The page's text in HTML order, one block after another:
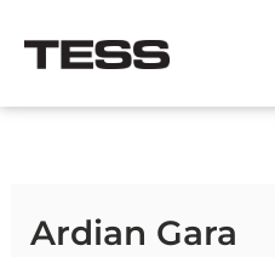
rett
Ardian Gara